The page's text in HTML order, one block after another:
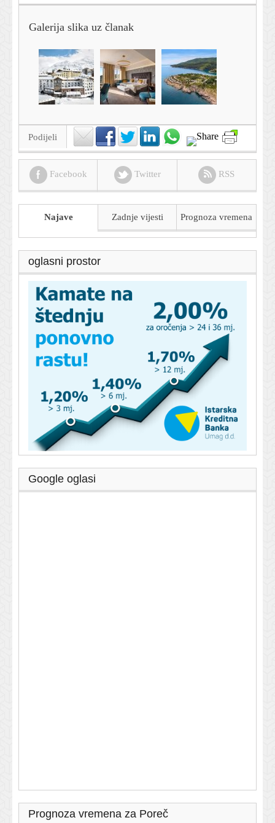
Galerija slika uz članak
Podijeli
Facebook Twitter RSS
Najave Zadnje vijesti Prognoza vremena
oglasni prostor
Google oglasi
Prognoza vremena za Poreč